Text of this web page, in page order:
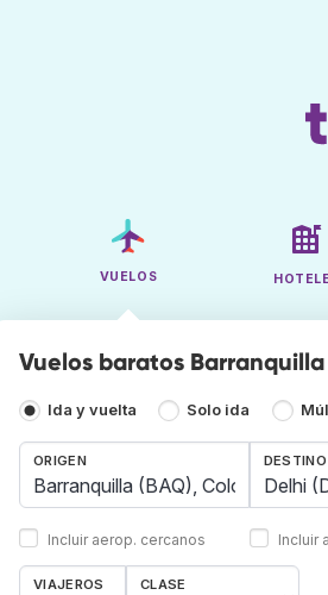
VUELOS
Vuelos baratos
Ida y vuelta Solo ida
ORIGEN
Incluir aerop. cercanos
DESTINO
Incluir
VIAJEROS CLASE